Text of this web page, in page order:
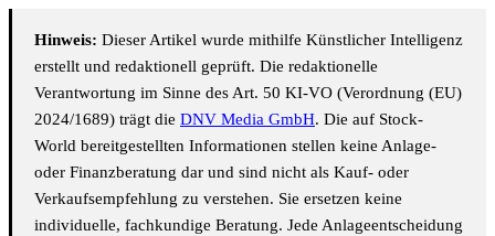
Hinweis: Dieser Artikel wurde mithilfe Künstlicher Intelligenz
erstellt und redaktionell geprüft. Die redaktionelle
Verantwortung im Sinne des Art. 50 KI-VO (Verordnung (EU)
2024/1689) trägt die DNV Media GmbH. Die auf Stock-
World bereitgestellten Informationen stellen keine Anlage-
oder Finanzberatung dar und sind nicht als Kauf- oder
Verkaufsempfehlung zu verstehen. Sie ersetzen keine
individuelle, fachkundige Beratung. Jede Anlageentscheidung